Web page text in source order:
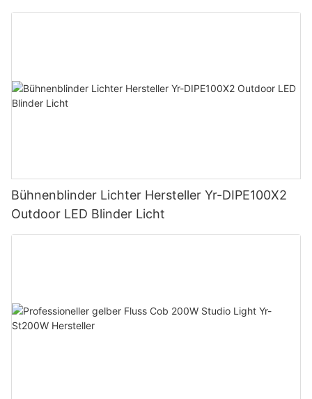
Bühnenblinder Lichter Hersteller Yr-DIPE100X2
Outdoor LED Blinder Licht